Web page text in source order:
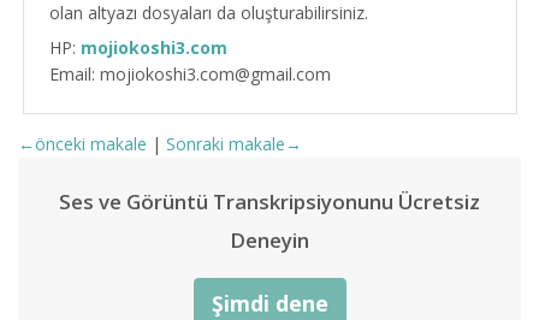
olan altyazı dosyaları da oluşturabilirsiniz.
HP: mojiokoshi3.com
Email: mojiokoshi3.com@gmail.com
←önceki makale | Sonraki makale→
Ses ve Görüntü Transkripsiyonunu Ücretsiz
Deneyin
Şimdi dene